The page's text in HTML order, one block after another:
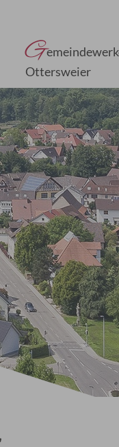
G
Ottersweier